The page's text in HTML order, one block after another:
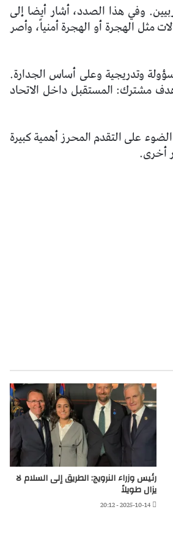
وفي هذا الصدد، أشار أيضا إلى
مثل الهجرة أو الهجرةأمنياً، وأصر
وتدريجية وعلى أساس الجدارة.
هدف مشترك: المستقبل داخل الاتحاد
على التقدم المحرز أهمية كبيرة
أخرى.
رئيس وزراء النرويج: الطريق إلى السلام لا
يزال طويلاً
2025-10-14 - 20:12